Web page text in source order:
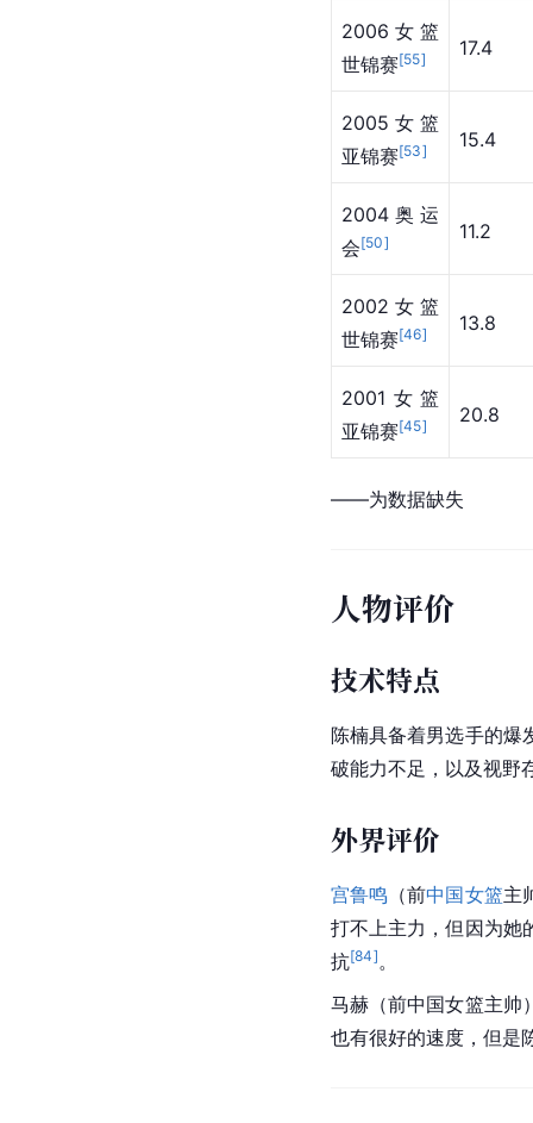
2006女篮
世锦赛[55] 17.4
2005女篮
亚锦赛[53] 15.4
2004奥运
会[50] 11.2
2002女篮
世锦赛[46] 13.8
2001女篮
亚锦赛[45] 20.8
——为数据缺失
人物评价
技术特点
陈楠具备着男选手的爆
破能力不足，以及视野
外界评价
宫鲁鸣 （前中国女篮主
打不上主力，但因为她
抗[84]。
马赫 （前中国女篮主帅
也有很好的速度，但是